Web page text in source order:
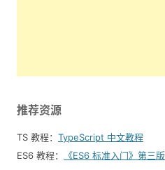
推荐资源
TS 教程： TypeScript 中文教程
ES6 教程：
《ES6 标准入门》第三版